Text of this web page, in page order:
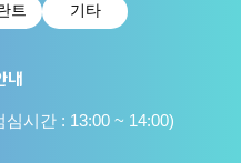
트 기타
내
시간 : 13:00 ~ 14:00)